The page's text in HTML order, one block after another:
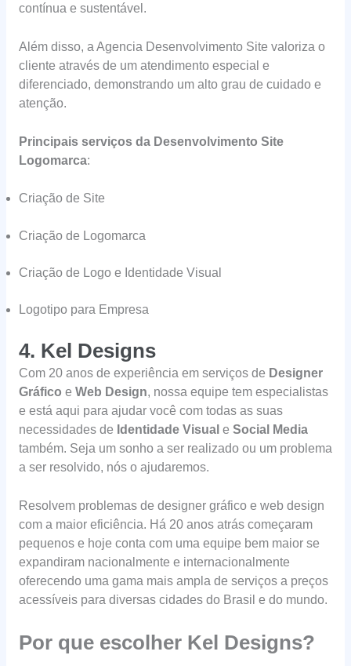
contínua e sustentável.
Além disso, a Agencia Desenvolvimento Site valoriza o
cliente através de um atendimento especial e
diferenciado, demonstrando um alto grau de cuidado e
atenção.
Principais serviços da Desenvolvimento Site
Logomarca:
Criação de Site
Criação de Logomarca
Criação de Logo e Identidade Visual
Logotipo para Empresa
4. Kel Designs
Com 20 anos de experiência em serviços de Designer
Gráfico e Web Design, nossa equipe tem especialistas
e está aqui para ajudar você com todas as suas
necessidades de Identidade Visual e Social Media
também. Seja um sonho a ser realizado ou um problema
a ser resolvido, nós o ajudaremos.
Resolvem problemas de designer gráfico e web design
com a maior eficiência. Há 20 anos atrás começaram
pequenos e hoje conta com uma equipe bem maior se
expandiram nacionalmente e internacionalmente
oferecendo uma gama mais ampla de serviços a preços
acessíveis para diversas cidades do Brasil e do mundo.
Por que escolher Kel Designs?